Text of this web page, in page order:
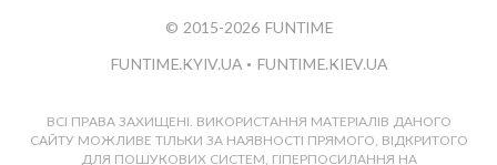
© 2015-2026 FUNTIME
FUNTIME.KYIV.UA • FUNTIME.KIEV.UA
ВСІ ПРАВА ЗАХИЩЕНІ. ВИКОРИСТАННЯ МАТЕРІАЛІВ ДАНОГО
САЙТУ МОЖЛИВЕ ТІЛЬКИ ЗА НАЯВНОСТІ ПРЯМОГО, ВІДКРИТОГО
ДЛЯ ПОШУКОВИХ СИСТЕМ, ГІПЕРПОСИЛАННЯ НА